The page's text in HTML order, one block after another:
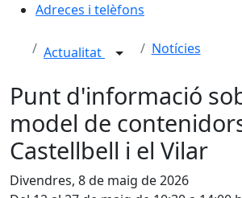
Adreces i telèfons
Actualitat Notícies
Punt d'informació
model de
Castellbell i el Vilar
Divendres, 8 de maig de 2026